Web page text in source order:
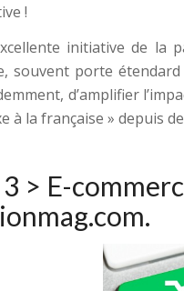
!
initiative de la
souvent porte
d’amplifier
à la française » depuis
> E-
.